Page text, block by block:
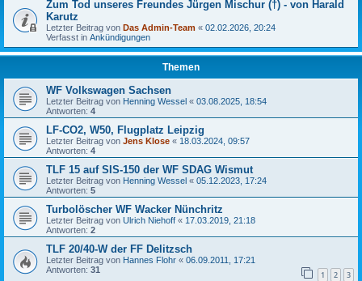
Zum Tod unseres Freundes Jürgen Mischur (†) - von Harald
Karutz
Letzter Beitrag von Das Admin-Team « 02.02.2026, 20:24
Verfasst in Ankündigungen
Themen
WF Volkswagen Sachsen
Letzter Beitrag von Henning Wessel « 03.08.2025, 18:54
Antworten: 4
LF-CO2, W50, Flugplatz Leipzig
Letzter Beitrag von Jens Klose « 18.03.2024, 09:57
Antworten: 4
TLF 15 auf SIS-150 der WF SDAG Wismut
Letzter Beitrag von Henning Wessel « 05.12.2023, 17:24
Antworten: 5
Turbolöscher WF Wacker Nünchritz
Letzter Beitrag von Ulrich Niehoff « 17.03.2019, 21:18
Antworten: 2
TLF 20/40-W der FF Delitzsch
Letzter Beitrag von Hannes Flohr « 06.09.2011, 17:21
Antworten: 31 1 2 3